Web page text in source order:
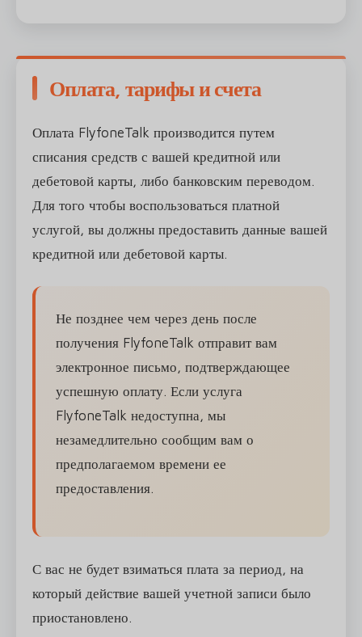
Оплата, тарифы и счета
Оплата FlyfoneTalk производится путем
списания средств с вашей кредитной или
дебетовой карты, либо банковским переводом.
Для того чтобы воспользоваться платной
услугой, вы должны предоставить данные вашей
кредитной или дебетовой карты.
Не позднее чем через день после
получения FlyfoneTalk отправит вам
электронное письмо, подтверждающее
успешную оплату. Если услуга
FlyfoneTalk недоступна, мы
незамедлительно сообщим вам о
предполагаемом времени ее
предоставления.
С вас не будет взиматься плата за период, на
который действие вашей учетной записи было
приостановлено.